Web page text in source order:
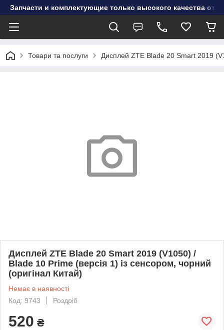
Запчасти и комплектующие только высокого качества от
Товари та послуги Дисплей ZTE Blade 20 Smart 2019
Дисплей ZTE Blade 20 Smart 2019 (V1050) /
Blade 10 Prime (версія 1) із сенсором, чорний
(оригінал Китай)
Немає в наявності
Код: 9743
Роздріб
520 ₴